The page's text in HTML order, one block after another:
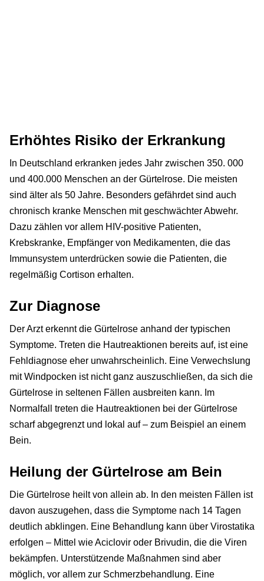
Erhöhtes Risiko der Erkrankung
In Deutschland erkranken jedes Jahr zwischen 350. 000
und 400.000 Menschen an der Gürtelrose. Die meisten
sind älter als 50 Jahre. Besonders gefährdet sind auch
chronisch kranke Menschen mit geschwächter Abwehr.
Dazu zählen vor allem HIV-positive Patienten,
Krebskranke, Empfänger von Medikamenten, die das
Immunsystem unterdrücken sowie die Patienten, die
regelmäßig Cortison erhalten.
Zur Diagnose
Der Arzt erkennt die Gürtelrose anhand der typischen
Symptome. Treten die Hautreaktionen bereits auf, ist eine
Fehldiagnose eher unwahrscheinlich. Eine Verwechslung
mit Windpocken ist nicht ganz auszuschließen, da sich die
Gürtelrose in seltenen Fällen ausbreiten kann. Im
Normalfall treten die Hautreaktionen bei der Gürtelrose
scharf abgegrenzt und lokal auf – zum Beispiel an einem
Bein.
Heilung der Gürtelrose am Bein
Die Gürtelrose heilt von allein ab. In den meisten Fällen ist
davon auszugehen, dass die Symptome nach 14 Tagen
deutlich abklingen. Eine Behandlung kann über Virostatika
erfolgen – Mittel wie Aciclovir oder Brivudin, die die Viren
bekämpfen. Unterstützende Maßnahmen sind aber
möglich, vor allem zur Schmerzbehandlung. Eine